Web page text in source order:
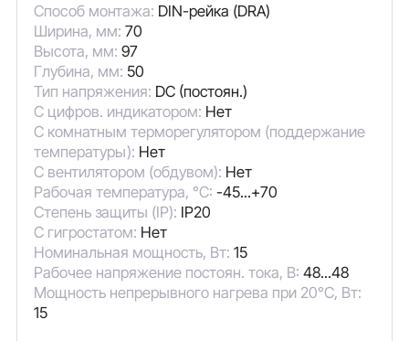
Способ монтажа: DIN-рейка (DRA)
Ширина, мм: 70
Высота, мм: 97
Глубина, мм: 50
Тип напряжения: DC (постоян.)
С цифров. индикатором: Нет
С комнатным терморегулятором (поддержание
температуры): Нет
С вентилятором (обдувом): Нет
Рабочая температура, °C: -45...+70
Степень защиты (IP): IP20
С гигростатом: Нет
Номинальная мощность, Вт: 15
Рабочее напряжение постоян. тока, В: 48...48
Мощность непрерывного нагрева при 20°C, Вт:
15